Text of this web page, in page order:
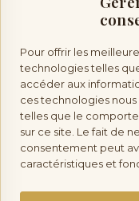
Pour offrir les
technologies telles
accéder aux
ces technologies
telles que le
sur ce site. Le fait de
consentement peut
caractéristiques et
Vente d’alcool :
santé, à consommer avec